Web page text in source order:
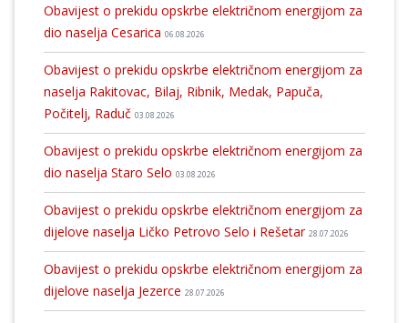
Obavijest o prekidu opskrbe električnom energijom za
dio naselja Cesarica 06.08.2026
Obavijest o prekidu opskrbe električnom energijom za
naselja Rakitovac, Bilaj, Ribnik, Medak, Papuča,
Počitelj, Raduč 03.08.2026
Obavijest o prekidu opskrbe električnom energijom za
dio naselja Staro Selo 03.08.2026
Obavijest o prekidu opskrbe električnom energijom za
dijelove naselja Ličko Petrovo Selo i Rešetar 28.07.2026
Obavijest o prekidu opskrbe električnom energijom za
dijelove naselja Jezerce 28.07.2026